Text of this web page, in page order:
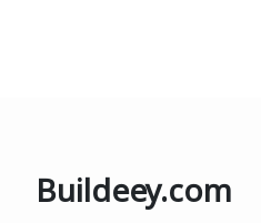
Buildeey.com